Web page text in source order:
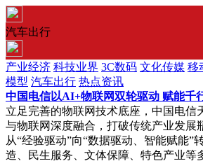
汽车出行
产业经济 科技业界 3C数码 文化传媒 移
模型 汽车出行 热点资讯
中国电信以AI+物联网双轮驱动 赋能千
立足完善的物联网技术底座，中国电信
与物联网深度融合，打破传统产业发展
从“经验驱动”向“数据驱动、智能赋能”
造、民生服务、文体保障、特色产业